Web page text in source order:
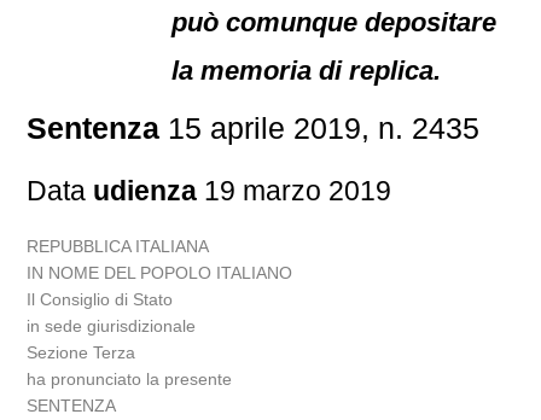
può comunque depositare
la memoria di replica.
Sentenza 15 aprile 2019, n. 2435
Data udienza 19 marzo 2019
REPUBBLICA ITALIANA
IN NOME DEL POPOLO ITALIANO
Il Consiglio di Stato
in sede giurisdizionale
Sezione Terza
ha pronunciato la presente
SENTENZA